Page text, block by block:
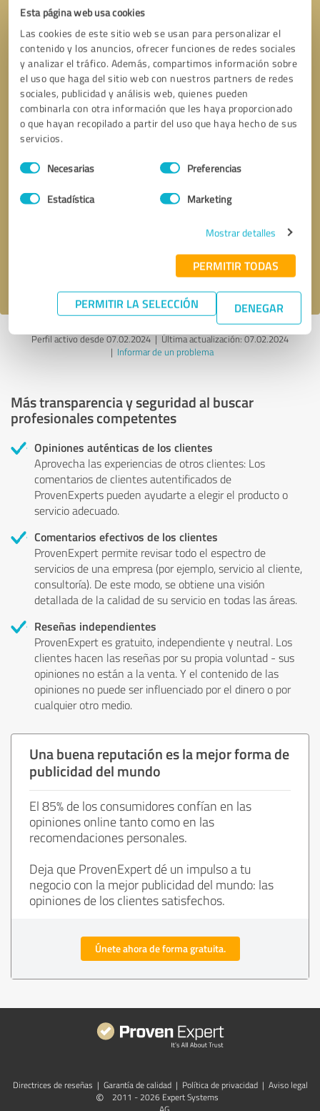
Esta página web usa cookies
Las cookies de este sitio web se usan para personalizar el
contenido y los anuncios, ofrecer funciones de redes sociales
y analizar el tráfico. Además, compartimos información sobre
el uso que haga del sitio web con nuestros partners de redes
sociales, publicidad y análisis web, quienes pueden
combinarla con otra información que les haya proporcionado
o que hayan recopilado a partir del uso que haya hecho de sus
servicios.
Selección
de
Necesarias Preferencias
Estadística Marketing
Mostrar detalles
PERMITIR TODAS
PERMITIR LA SELECCIÓN DENEGAR
Solicitar una llamada * campos obligatorios
Perfil activo desde 07.02.2024 |Última actualización: 07.02.2024
| Informar de un problema
Más transparencia y seguridad al buscar
profesionales competentes
Opiniones auténticas de los clientes
Aprovecha las experiencias de otros clientes: Los
comentarios de clientes autentificados de
ProvenExperts pueden ayudarte a elegir el producto o
servicio adecuado.
Comentarios efectivos de los clientes
ProvenExpert permite revisar todo el espectro de
servicios de una empresa (por ejemplo, servicio al cliente,
consultoría). De este modo, se obtiene una visión
detallada de la calidad de su servicio en todas las áreas.
Reseñas independientes
ProvenExpert es gratuito, independiente y neutral. Los
clientes hacen las reseñas por su propia voluntad - sus
opiniones no están a la venta. Y el contenido de las
opiniones no puede ser influenciado por el dinero o por
cualquier otro medio.
Una buena reputación es la mejor forma de
publicidad del mundo
El 85% de los consumidores confían en las
opiniones online tanto como en las
recomendaciones personales.
Deja que ProvenExpert dé un impulso a tu
negocio con la mejor publicidad del mundo: las
opiniones de los clientes satisfechos.
Únete ahora de forma gratuita.
Directrices de reseñas | Garantía de calidad | Política de privacidad | Aviso legal
©
2011 - 2026 Expert Systems